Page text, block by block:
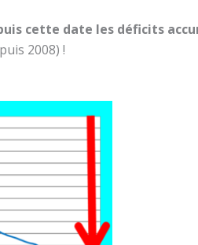
cette date les déficits
2008) !